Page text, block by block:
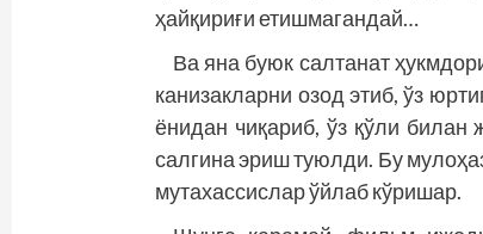
ҳайқириғи етишмагандай…
Ва яна буюк салтанат
канизакларни озод этиб, ўз
ёнидан чиқариб, ўз қўли
салгина эриш туюлди. Бу
мутахассислар ўйлаб кўришар.